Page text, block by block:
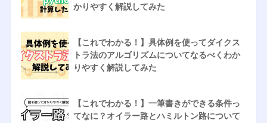
かりやすく解説してみた
【これでわかる！】具体例を使ってダイクス
トラ法のアルゴリズムについてなるべくわか
りやすく解説してみた
【これでわかる！】一筆書きができる条件っ
てなに？オイラー路とハミルトン路について